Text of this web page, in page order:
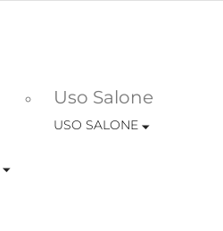
Uso Salone
USO SALONE